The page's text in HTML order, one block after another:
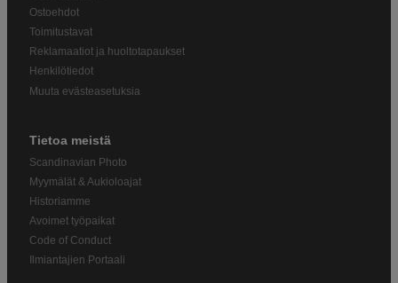
Ostoehdot
Toimitustavat
Reklamaatiot ja huoltotapaukset
Henkilötiedot
Muuta evästeasetuksia
Tietoa meistä
Scandinavian Photo
Myymälät & Aukioloajat
Historiamme
Avoimet työpaikat
Code of Conduct
Ilmiantajien Portaali